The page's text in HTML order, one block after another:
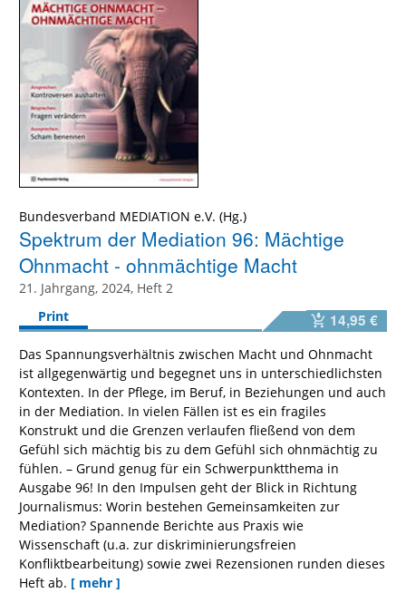
Bundesverband MEDIATION e.V.
Spektrum der Mediation 96: Mächtige
Ohnmacht - ohnmächtige Macht
21. Jahrgang, 2024, Heft 2
Print
14,95 €
Das Spannungsverhältnis zwischen Macht und Ohnmacht
ist allgegenwärtig und begegnet uns in unterschiedlichsten
Kontexten. In der Pflege, im Beruf, in Beziehungen und auch
in der Mediation. In vielen Fällen ist es ein fragiles
Konstrukt und die Grenzen verlaufen fließend von dem
Gefühl sich mächtig bis zu dem Gefühl sich ohnmächtig zu
fühlen. – Grund genug für ein Schwerpunktthema in
Ausgabe 96! In den Impulsen geht der Blick in Richtung
Journalismus: Worin bestehen Gemeinsamkeiten zur
Mediation? Spannende Berichte aus Praxis wie
Wissenschaft (u.a. zur diskriminierungsfreien
Konfliktbearbeitung) sowie zwei Rezensionen runden dieses
Heft ab. [ mehr ]